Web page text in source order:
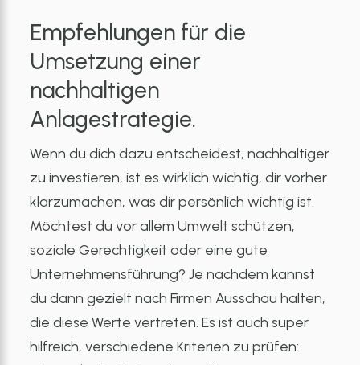
Empfehlungen für die
Umsetzung einer
nachhaltigen
Anlagestrategie.
Wenn du dich dazu entscheidest, nachhaltiger
zu investieren, ist es wirklich wichtig, dir vorher
klarzumachen, was dir persönlich wichtig ist.
Möchtest du vor allem Umwelt schützen,
soziale Gerechtigkeit oder eine gute
Unternehmensführung? Je nachdem kannst
du dann gezielt nach Firmen Ausschau halten,
die diese Werte vertreten. Es ist auch super
hilfreich, verschiedene Kriterien zu prüfen: